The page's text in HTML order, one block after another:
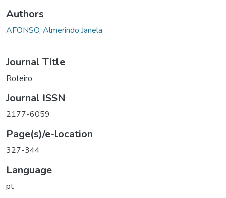
Authors
AFONSO, Almerindo Janela
Journal Title
Roteiro
Journal ISSN
2177-6059
Page(s)/e-location
327-344
Language
pt